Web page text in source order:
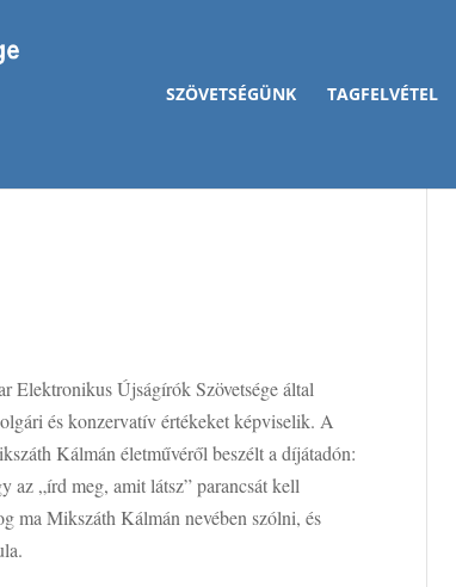
SZÖVETSÉGÜNK TAGFELVÉTEL
Elektronikus Újságírók Szövetsége által
és konzervatív értékeket képviselik. A
Kálmán életművéről beszélt a díjátadón:
az „írd meg, amit látsz” parancsát kell
ma Mikszáth Kálmán nevében szólni, és